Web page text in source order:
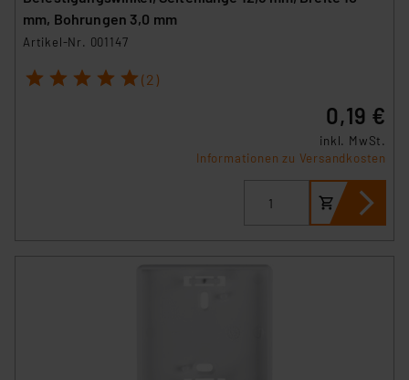
mm, Bohrungen 3,0 mm
Artikel-Nr. 001147
1 2 3 4 5 (2)
0,19 €
inkl. MwSt.
Informationen zu Versandkosten